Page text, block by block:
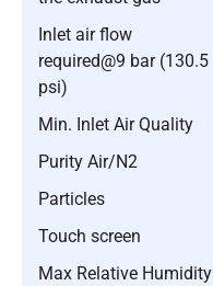
Inlet air flow
required@9 bar (130.5
psi)
Min. Inlet Air Quality
Purity Air/N2
Particles
Touch screen
Max Relative Humidity